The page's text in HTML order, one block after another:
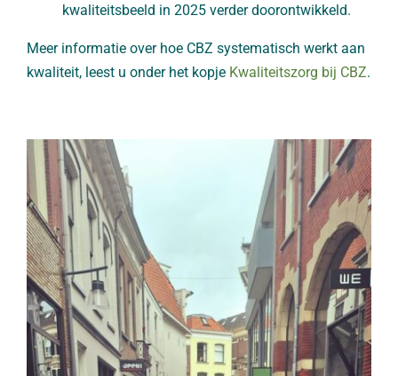
kwaliteitsbeeld in 2025 verder doorontwikkeld.
Meer informatie over hoe CBZ systematisch werkt aan
kwaliteit, leest u onder het kopje Kwaliteitszorg bij CBZ.